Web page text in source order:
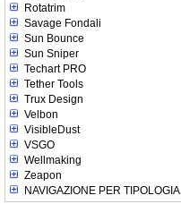
Rotatrim
Savage Fondali
Sun Bounce
Sun Sniper
Techart PRO
Tether Tools
Trux Design
Velbon
VisibleDust
VSGO
Wellmaking
Zeapon
NAVIGAZIONE PER TIPOLOGIA